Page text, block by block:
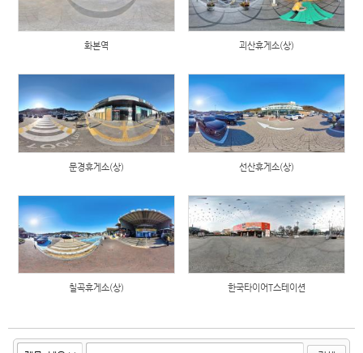
화본역 괴산휴게소(상)
문경휴게소(상) 선산휴게소(상)
칠곡휴게소(상) 한국타이어T스테이션